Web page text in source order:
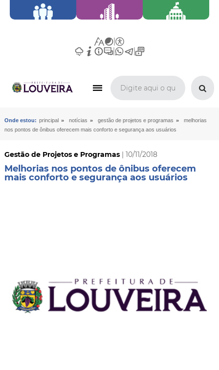
Onde estou: principal » notícias » gestão de projetos e programas »
melhorias
nos pontos de ônibus oferecem mais conforto e segurança aos usuários
Gestão de Projetos e Programas| 10/11/2018
Melhorias nos pontos de ônibus oferecem
mais conforto e segurança aos usuários